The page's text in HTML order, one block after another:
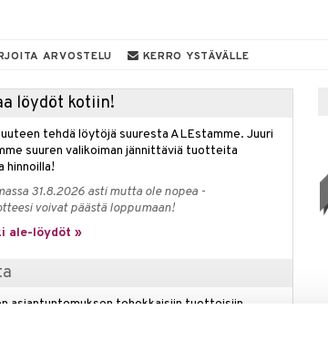
ARVOSTELU KERRO YSTÄVÄLLE
löydöt kotiin!
tehdä löytöjä suuresta ALEstamme. Juuri
suuren valikoiman jännittäviä tuotteita
hinnoilla!
31.8.2026 asti mutta ole nopea -
voivat päästä loppumaan!
ale-löydöt »
asiantuntemuksen tehokkaisiin tuotteisiin
ihonhoidosta ja meikistä tuoksuihin –
ja hellävaraisen kokemuksen iholle.